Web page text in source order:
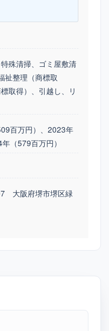
殊清掃、ゴミ屋敷清
祉整理（商標取
取得）、引越し、リ
百万円）、2023年
（579百万円）
大阪府堺市堺区緑